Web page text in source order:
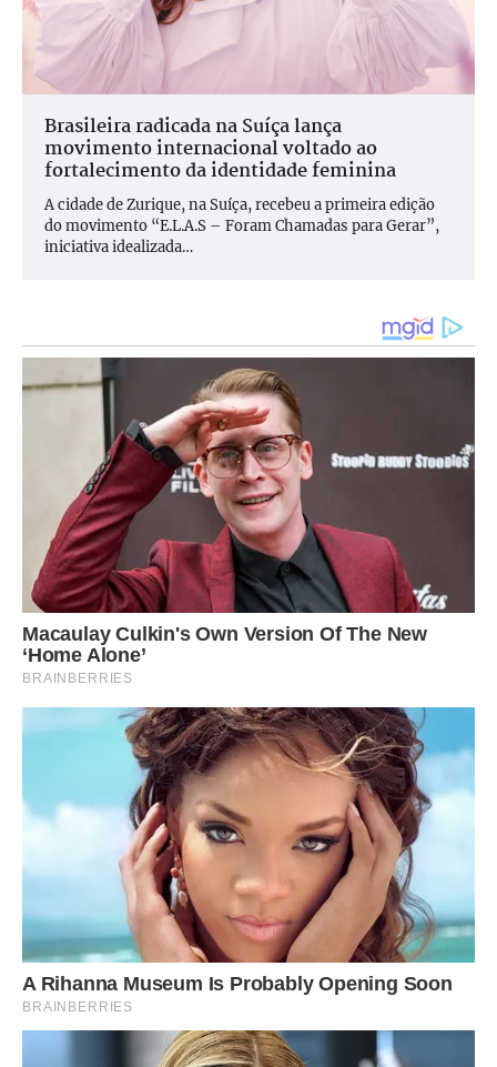
Brasileira radicada na Suíça lança
movimento internacional voltado ao
fortalecimento da identidade feminina
A cidade de Zurique, na Suíça, recebeu a primeira edição
do movimento “E.L.A.S – Foram Chamadas para Gerar”,
iniciativa idealizada…